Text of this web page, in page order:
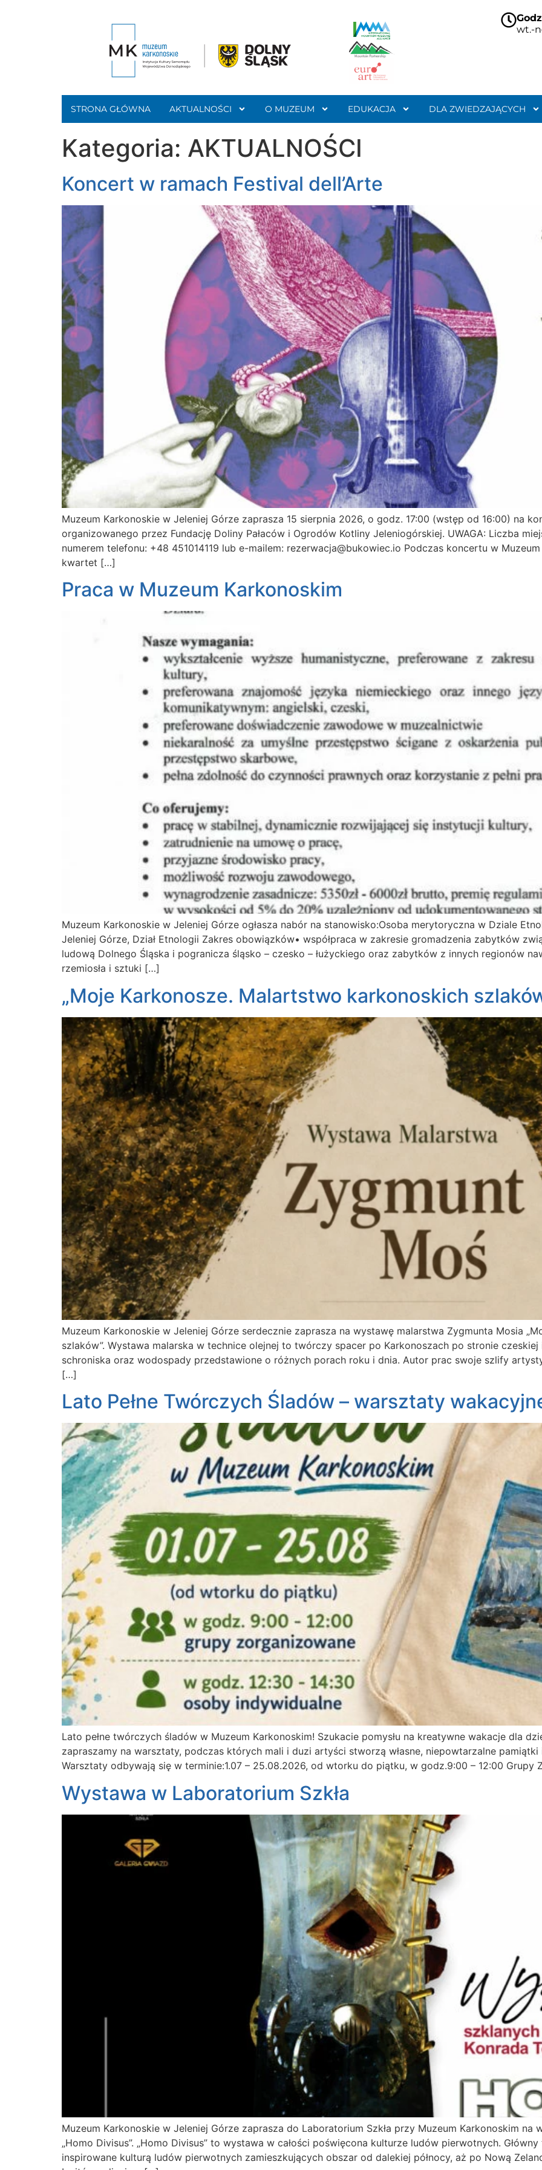
wt.-
STRONA GŁÓWNA AKTUALNOŚCI O MUZEUM EDUKACJA DLA ZWIEDZAJĄCYCH
Kategoria: AKTUALNOŚCI
Koncert w ramach Festival dell’Arte
Muzeum Karkonoskie w Jeleniej Górze zaprasza 15 sierpnia 2026, o godz. 17:00 (wstęp od 16:00) na
organizowanego przez Fundację Doliny Pałaców i Ogrodów Kotliny Jeleniogórskiej. UWAGA: Liczba
numerem telefonu: +48 451014119 lub e-mailem: rezerwacja@bukowiec.io Podczas koncertu w
kwartet […]
Praca w Muzeum Karkonoskim
Muzeum Karkonoskie w Jeleniej Górze ogłasza nabór na stanowisko:Osoba merytoryczna w Dziale
Jeleniej Górze, Dział Etnologii Zakres obowiązków• współpraca w zakresie gromadzenia zabytków
ludową Dolnego Śląska i pogranicza śląsko – czesko – łużyckiego oraz zabytków z innych regionów
rzemiosła i sztuki […]
„Moje Karkonosze. Malartstwo karkonoskich
Muzeum Karkonoskie w Jeleniej Górze serdecznie zaprasza na wystawę malarstwa Zygmunta Mosia
szlaków”. Wystawa malarska w technice olejnej to twórczy spacer po Karkonoszach po stronie
schroniska oraz wodospady przedstawione o różnych porach roku i dnia. Autor prac swoje szlify
[…]
Lato Pełne Twórczych Śladów – warsztaty
Lato pełne twórczych śladów w Muzeum Karkonoskim! Szukacie pomysłu na kreatywne wakacje dla
zapraszamy na warsztaty, podczas których mali i duzi artyści stworzą własne, niepowtarzalne
Warsztaty odbywają się w terminie:1.07 – 25.08.2026, od wtorku do piątku, w godz.9:00 – 12:00 Grupy
Wystawa w Laboratorium Szkła
Muzeum Karkonoskie w Jeleniej Górze zaprasza do Laboratorium Szkła przy Muzeum Karkonoskim na
„Homo Divisus”. „Homo Divisus” to wystawa w całości poświęcona kulturze ludów pierwotnych.
inspirowane kulturą ludów pierwotnych zamieszkujących obszar od dalekiej północy, aż po Nową